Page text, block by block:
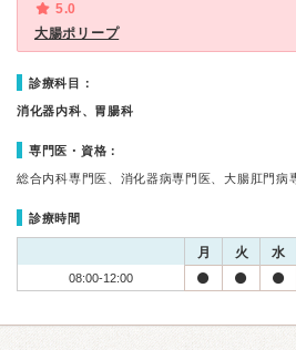
5.0
大腸ポリープ
診療科目：
消化器内科、胃腸科
専門医・資格：
総合内科専門医、消化器病専門医、大腸肛門病
診療時間
月 火 水
08:00-12:00